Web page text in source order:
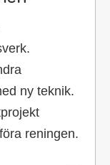
ny teknik.
reningen.